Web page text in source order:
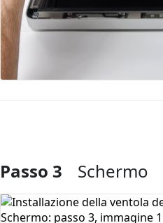
Aggiungi Commento
Passo 3 Schermo